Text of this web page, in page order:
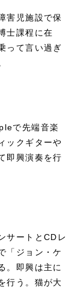
害児施設で保
士課程に在
って言い過ぎ
で先端音楽
ックギターや
即興演奏を行
サートとCDレ
「ジョン・ケ
。即興は主に
行う。猫が大